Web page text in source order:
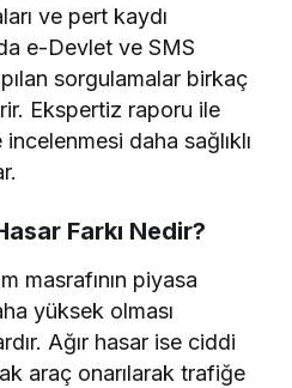
ve pert kaydı
e-Devlet ve SMS
sorgulamalar birkaç
Ekspertiz raporu ile
daha sağlıklı
Farkı Nedir?
masrafının piyasa
yüksek olması
Ağır hasar ise ciddi
araç onarılarak trafiğe